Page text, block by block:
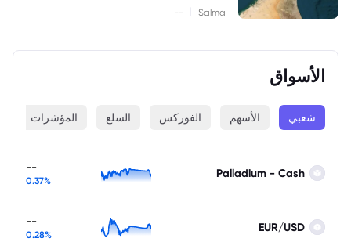
Salma
--
الأسواق
شعبي الأسهم الفوركس السلع المؤشرات
Palladium - Cash
--
0.37%
EUR/USD
--
0.28%